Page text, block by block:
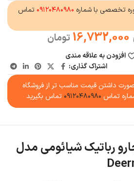
تخصصی با شماره ۰۹۱۲۰۴۸۰۹۸۰ تماس
16,732,000 تومان
افزودن به علاقه مندی
اشتراک گذاری:
داشتن قیمت مناسب تر از فروشگاه
تماس ۰۹۱۲۰۴۸۰۹۸۰ تماس بگیرید
رباتیک شیائومی مدل